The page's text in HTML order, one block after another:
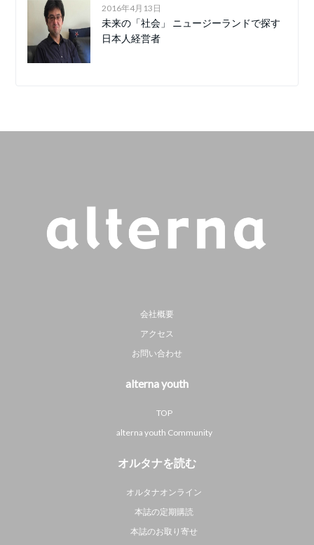
2016年4月13日
未来の「社会」 ニュージーランドで探す
日本人経営者
会社概要
アクセス
お問い合わせ
alterna youth
TOP
alterna youth Community
オルタナを読む
オルタナオンライン
本誌の定期購読
本誌のお取り寄せ